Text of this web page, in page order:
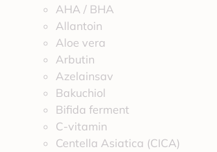
AHA / BHA
Allantoin
Aloe vera
Arbutin
Azelainsav
Bakuchiol
Bifida ferment
C-vitamin
Centella Asiatica (CICA)